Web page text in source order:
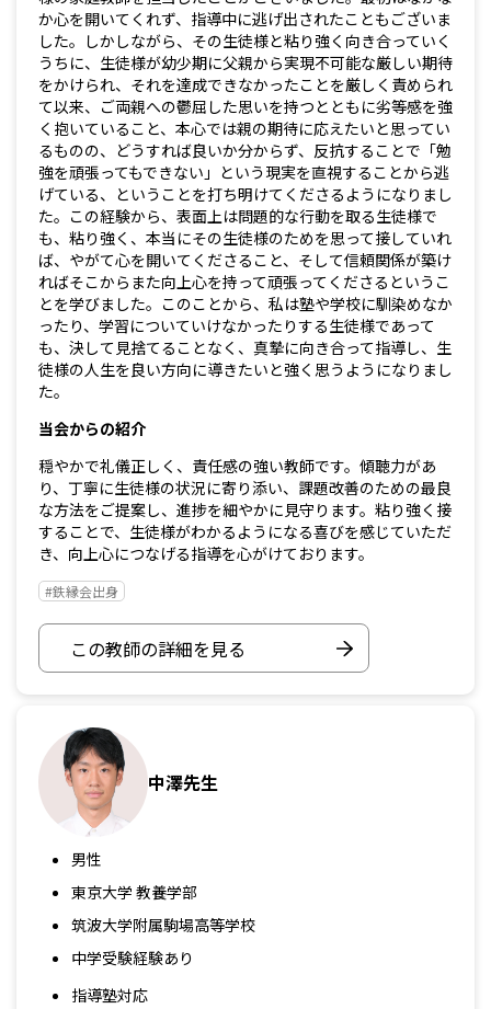
か心を開いてくれず、指導中に逃げ出されたこともございま
した。しかしながら、その生徒様と粘り強く向き合っていく
うちに、生徒様が幼少期に父親から実現不可能な厳しい期待
をかけられ、それを達成できなかったことを厳しく責められ
て以来、ご両親への鬱屈した思いを持つとともに劣等感を強
く抱いていること、本心では親の期待に応えたいと思ってい
るものの、どうすれば良いか分からず、反抗することで「勉
強を頑張ってもできない」という現実を直視することから逃
げている、ということを打ち明けてくださるようになりまし
た。この経験から、表面上は問題的な行動を取る生徒様で
も、粘り強く、本当にその生徒様のためを思って接していれ
ば、やがて心を開いてくださること、そして信頼関係が築け
ればそこからまた向上心を持って頑張ってくださるというこ
とを学びました。このことから、私は塾や学校に馴染めなか
ったり、学習についていけなかったりする生徒様であって
も、決して見捨てることなく、真摯に向き合って指導し、生
徒様の人生を良い方向に導きたいと強く思うようになりまし
た。
当会からの紹介
穏やかで礼儀正しく、責任感の強い教師です。傾聴力があ
り、丁寧に生徒様の状況に寄り添い、課題改善のための最良
な方法をご提案し、進捗を細やかに見守ります。粘り強く接
することで、生徒様がわかるようになる喜びを感じていただ
き、向上心につなげる指導を心がけております。
#鉄縁会出身
この教師の詳細を見る
中澤先生
男性
東京大学 教養学部
筑波大学附属駒場高等学校
中学受験経験あり
指導塾対応